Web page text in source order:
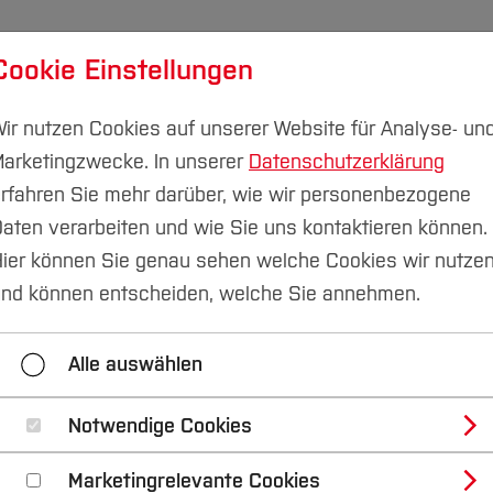
Forschung & Transfer
Einstellungen
nutzen Cookies auf unserer Website für Analyse- und
In unserer Datenschutzerklärung
Sie mehr darüber, wie wir personenbezogene
verarbeiten und wie Sie uns kontaktieren können.
können Sie genau sehen welche Cookies wir nutzen
können entscheiden, welche Sie annehmen.
Alle auswählen
Notwendige Cookies
Marketingrelevante Cookies